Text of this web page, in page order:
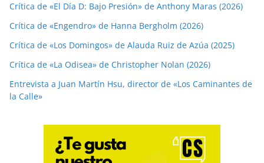
Crítica de «El Día D: Bajo Presión» de Anthony Maras (2026)
Crítica de «Engendro» de Hanna Bergholm (2026)
Crítica de «Los Domingos» de Alauda Ruiz de Azúa (2025)
Crítica de «La Odisea» de Christopher Nolan (2026)
Entrevista a Juan Martín Hsu, director de «Los Caminantes de
la Calle»